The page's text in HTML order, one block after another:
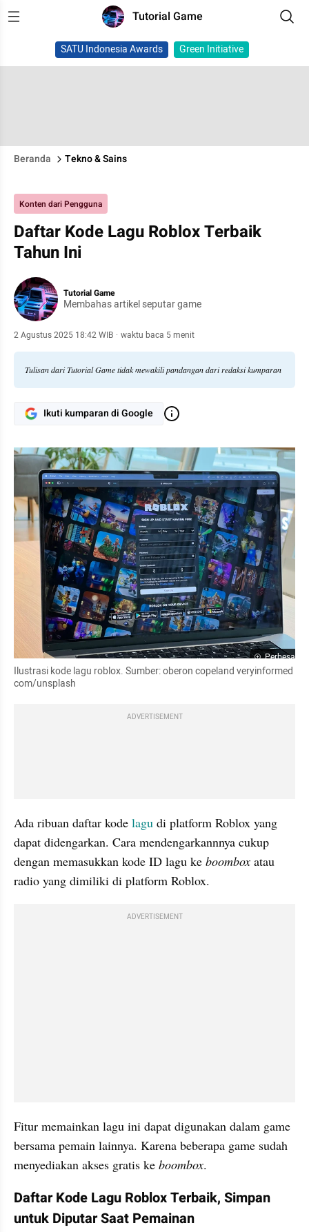
Tutorial Game
SATU Indonesia Awards Green Initiative
Beranda Tekno & Sains
Konten dari Pengguna
Daftar Kode Lagu Roblox Terbaik
Tahun Ini
Tutorial Game
Membahas artikel seputar game
2 Agustus 2025 18:42 WIB · waktu baca 5 menit
Tulisan dari Tutorial Game tidak mewakili pandangan dari redaksi kumparan
Ikuti kumparan di Google
Perbesar
Ilustrasi kode lagu roblox. Sumber: oberon copeland veryinformed
com/unsplash
ADVERTISEMENT
Ada ribuan daftar kode lagu di platform Roblox yang
dapat didengarkan. Cara mendengarkannnya cukup
dengan memasukkan kode ID lagu ke boombox atau
radio yang dimiliki di platform Roblox.
ADVERTISEMENT
Fitur memainkan lagu ini dapat digunakan dalam game
bersama pemain lainnya. Karena beberapa game sudah
menyediakan akses gratis ke boombox.
Daftar Kode Lagu Roblox Terbaik, Simpan
untuk Diputar Saat Pemainan